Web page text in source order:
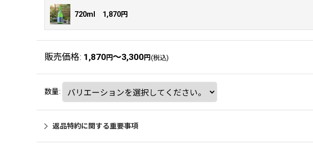
720ml 1,870円
販売価格: 1,870円～3,300円 (税込)
数量:
返品特約に関する重要事項